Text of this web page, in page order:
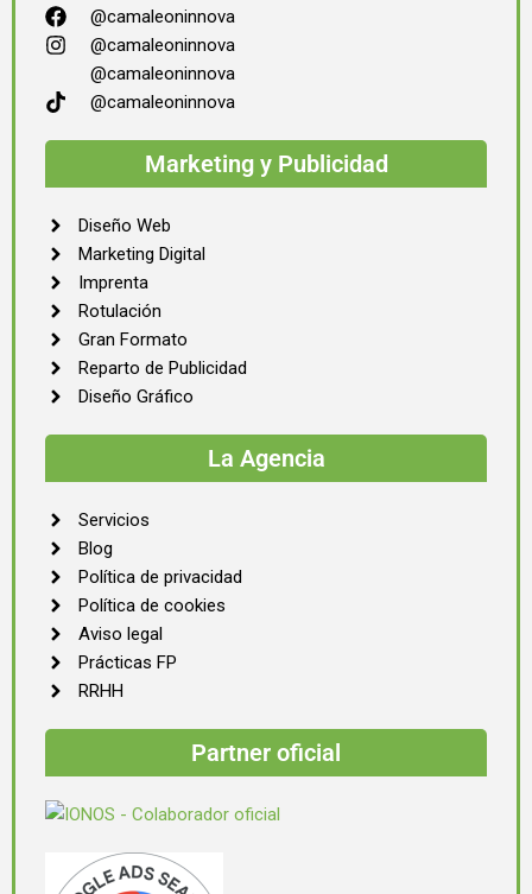
@camaleoninnova
@camaleoninnova
@camaleoninnova
@camaleoninnova
Marketing y Publicidad
Diseño Web
Marketing Digital
Imprenta
Rotulación
Gran Formato
Reparto de Publicidad
Diseño Gráfico
La Agencia
Servicios
Blog
Política de privacidad
Política de cookies
Aviso legal
Prácticas FP
RRHH
Partner oficial